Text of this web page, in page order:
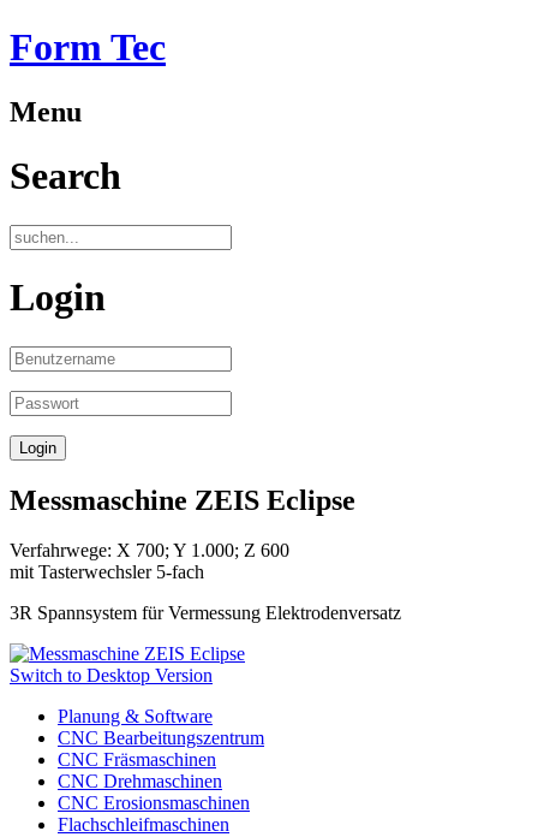
Form Tec
Menu
Search
Login
Messmaschine ZEIS Eclipse
Verfahrwege: X 700; Y 1.000; Z 600
mit Tasterwechsler 5-fach
3R Spannsystem für Vermessung Elektrodenversatz
Switch to Desktop Version
Planung & Software
CNC Bearbeitungszentrum
CNC Fräsmaschinen
CNC Drehmaschinen
CNC Erosionsmaschinen
Flachschleifmaschinen